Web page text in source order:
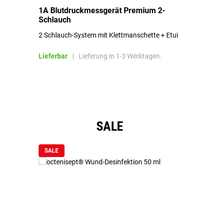
1A Blutdruckmessgerät Premium 2-
Schlauch
2 Schlauch-System mit Klettmanschette + Etui
Lieferbar | Lieferung in 1-3 Werktagen.
SALE
SALE